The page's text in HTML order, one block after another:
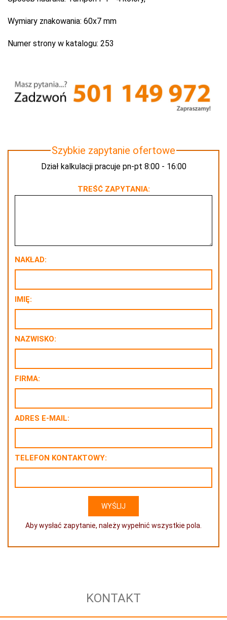
Wymiary znakowania: 60x7 mm
Numer strony w katalogu: 253
Szybkie zapytanie ofertowe
Dział kalkulacji pracuje pn-pt 8:00 - 16:00
TREŚĆ ZAPYTANIA:
NAKŁAD:
IMIĘ:
NAZWISKO:
FIRMA:
ADRES E-MAIL:
TELEFON KONTAKTOWY:
Aby wysłać zapytanie, należy wypełnić wszystkie pola.
KONTAKT